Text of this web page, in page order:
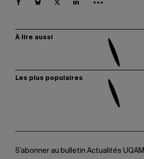
À lire aussi
Les plus populaires
S’abonner au bulletin Actualités UQAM